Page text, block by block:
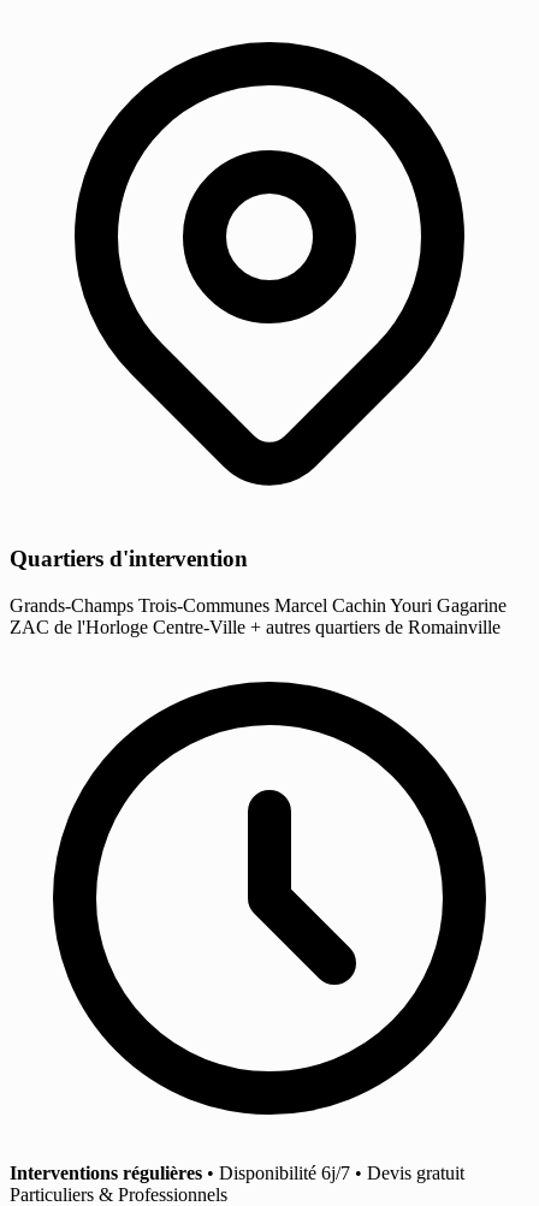
Quartiers d'intervention
Grands-Champs Trois-Communes Marcel Cachin Youri Gagarine
ZAC de l'Horloge Centre-Ville + autres quartiers de Romainville
Interventions régulières • Disponibilité 6j/7 • Devis gratuit
Particuliers & Professionnels